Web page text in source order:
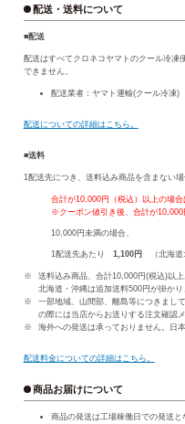
配送・送料について
■配送
配送はすべてクロネコヤマトのクール冷凍
できません。
配送業者：ヤマト運輸(クール冷凍)
配送についての詳細はこちら。
■送料
1配送先につき、送料込み商品を含まない場
合計が10,000円（税込）以上の場合
※クーポン値引き後、合計が10,000
10,000円未満の場合、
1配送先あたり 1,100円 （北海道
送料込み商品、合計10,000円(税込)以
北海道・沖縄は追加送料500円が掛かり
一部地域、山間部、離島等につきまし
の際には当店からお送りする注文確認
海外への発送は承っておりません。日
配送料金についての詳細はこちら。
商品お届けについて
商品の発送は工場稼働日での発送と